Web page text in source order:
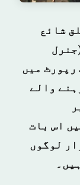
شائع
رپورٹ میں
والے
اس بات
ہے کہ ان میں سے 11 ہزار لوگوں